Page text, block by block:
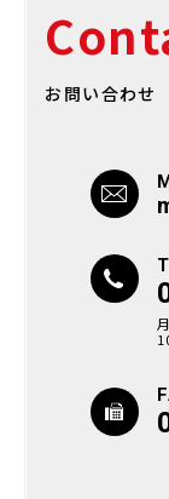
お問い合わせ